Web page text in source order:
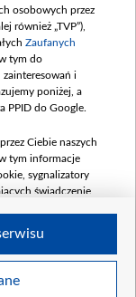
2025
(wpłata
osobowych przez
również „TVP”),
Zaufanych
tym do
i
poniżej, a
PPID do Google.
Ciebie naszych
tym informacje
sygnalizatory
świadczenie
Ciebie